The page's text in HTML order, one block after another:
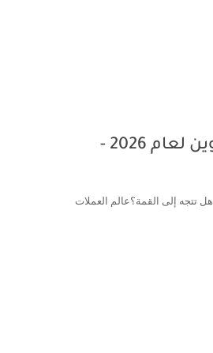
توقعات سعر البيتكوين لعام 2026 -
سعر البيتكوين لعام 2026 - هل تتجه إلى القمة؟عالم العملات